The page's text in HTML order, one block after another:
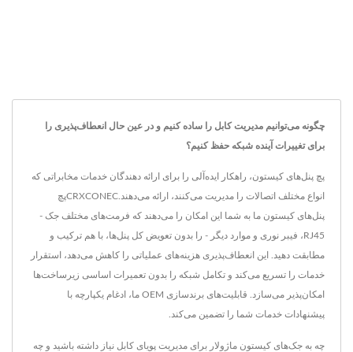
چگونه می‌توانیم مدیریت کابل را ساده کنیم و در عین حال انعطاف‌پذیری را
برای تغییرات آینده شبکه حفظ کنیم؟
پچ پنل‌های کیستون، راهکار ایده‌آلی را برای ارائه دهندگان خدمات مخابراتی که
انواع مختلف اتصالات را مدیریت می‌کنند، ارائه می‌دهند.CRXCONECپچ
پنل‌های کیستون ما به شما این امکان را می‌دهند که فرمت‌های مختلف جک -
RJ45، فیبر نوری و موارد دیگر - را بدون تعویض کل پنل‌ها، با هم ترکیب و
مطابقت دهید. این انعطاف‌پذیری هزینه‌های عملیاتی را کاهش می‌دهد، استقرار
خدمات را تسریع می‌کند و تکامل شبکه را بدون تعمیرات اساسی زیرساخت‌ها
امکان‌پذیر می‌سازد. قابلیت‌های برندسازی OEM ما، ادغام یکپارچه با
پیشنهادات خدمات شما را تضمین می‌کند.
چه به جک‌های کیستون ماژولار برای مدیریت پویای کابل نیاز داشته باشید و چه